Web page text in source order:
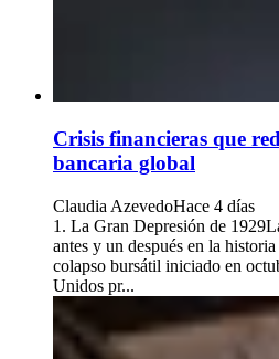
Crisis financieras que
bancaria global
Claudia AzevedoHace 4 días
1. La Gran Depresión de
antes y un después en la
colapso bursátil iniciado en
Unidos pr...